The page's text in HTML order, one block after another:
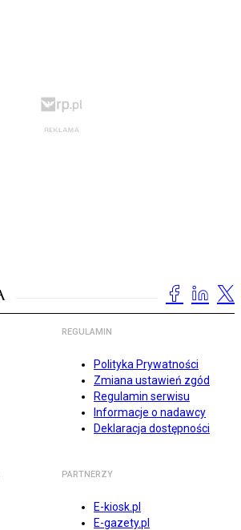
REGULAMIN
Polityka Prywatności
Zmiana ustawień zgód
Regulamin serwisu
Informacje o nadawcy
Deklaracja dostępności
PARTNERZY
E-kiosk.pl
E-gazety.pl